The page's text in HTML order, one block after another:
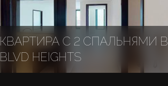
КВАРТИРА С 2 СПАЛЬНЯМИ В
BLVD HEIGHTS